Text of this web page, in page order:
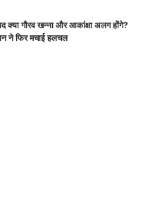
क्या गौरव खन्ना और आकांक्षा अलग होंगे?
ने फिर मचाई हलचल